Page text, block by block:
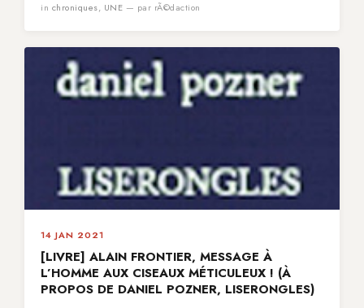
in chroniques, UNE — par rÃ©daction
14 JAN 2021
[LIVRE] ALAIN FRONTIER, MESSAGE À
L’HOMME AUX CISEAUX MÉTICULEUX ! (À
PROPOS DE DANIEL POZNER, LISERONGLES)